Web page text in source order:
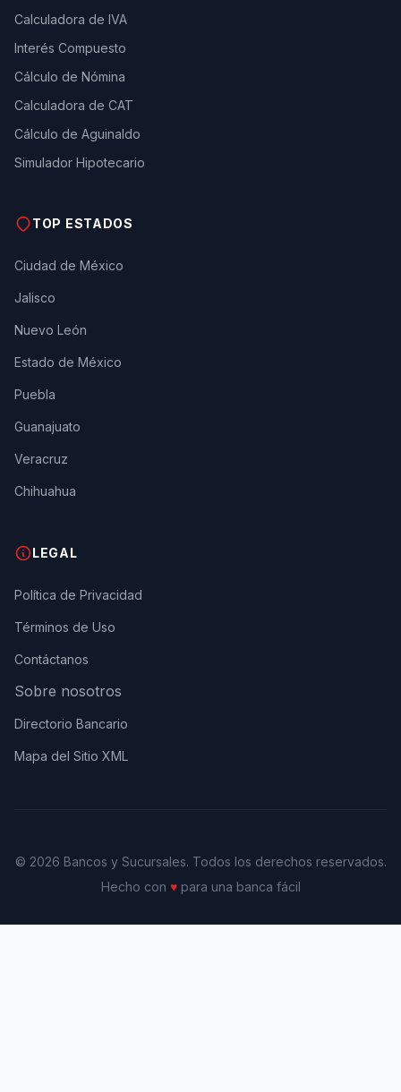
Calculadora de IVA
Interés Compuesto
Cálculo de Nómina
Calculadora de CAT
Cálculo de Aguinaldo
Simulador Hipotecario
TOP ESTADOS
Ciudad de México
Jalisco
Nuevo León
Estado de México
Puebla
Guanajuato
Veracruz
Chihuahua
LEGAL
Política de Privacidad
Términos de Uso
Contáctanos
Sobre nosotros
Directorio Bancario
Mapa del Sitio XML
© 2026 Bancos y Sucursales. Todos los derechos reservados.
Hecho con ♥para una banca fácil